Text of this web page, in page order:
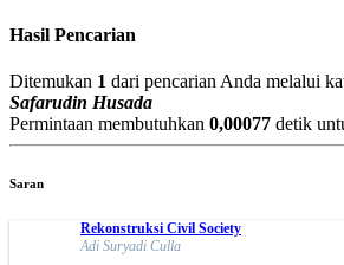
Hasil Pencarian
Ditemukan 1 dari pencarian Anda melalui
Safarudin Husada
Permintaan membutuhkan 0,00077 detik
Saran
Rekonstruksi Civil Society
Adi Suryadi Culla